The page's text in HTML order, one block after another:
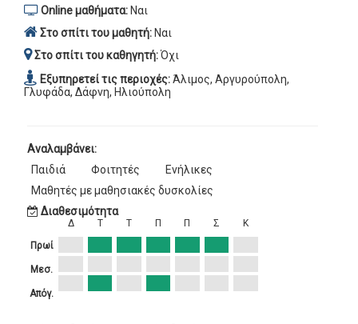
Online μαθήματα: Ναι
Στο σπίτι του μαθητή: Ναι
Στο σπίτι του καθηγητή:Όχι
Εξυπηρετεί τις περιοχές:Άλιμος, Αργυρούπολη,
Γλυφάδα, Δάφνη, Ηλιούπολη
Αναλαμβάνει:
Παιδιά
Φοιτητές
Ενήλικες
Μαθητές με μαθησιακές δυσκολίες
Διαθεσιμότητα
Πρωί
Μεσ.
Απόγ.
Δ Τ Τ Π Π Σ Κ